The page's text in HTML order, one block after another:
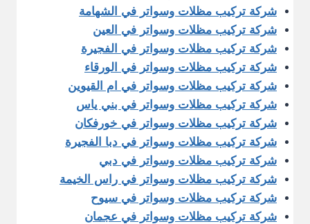
شركة تركيب مظلات وسواتر في الشهامة
شركة تركيب مظلات وسواتر في العين
شركة تركيب مظلات وسواتر في الفجيرة
شركة تركيب مظلات وسواتر في الورقاء
شركة تركيب مظلات وسواتر في ام القيوين
شركة تركيب مظلات وسواتر في بني ياس
شركة تركيب مظلات وسواتر في خورفكان
شركة تركيب مظلات وسواتر في دبا الفجيرة
شركة تركيب مظلات وسواتر في دبي
شركة تركيب مظلات وسواتر في راس الخيمة
شركة تركيب مظلات وسواتر في سيوح
شركة تركيب مظلات وسواتر في عجمان